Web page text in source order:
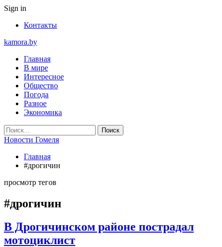
Sign in
Контакты
kamora.by
Главная
В мире
Интересное
Общество
Погода
Разное
Экономика
Новости Гомеля
Главная
#дрогичин
просмотр тегов
#дрогичин
В Дрогичинском районе пострадал
мотоциклист